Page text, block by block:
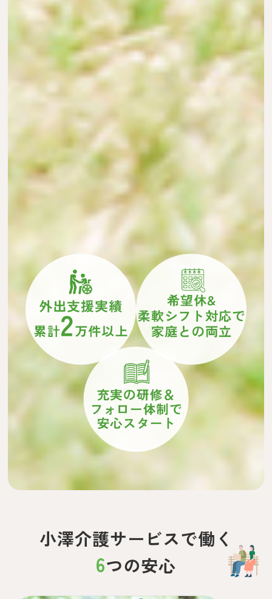
小澤介護サービスで働く
6つの安心